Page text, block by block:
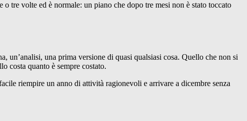
tre volte ed è normale: un piano che dopo tre mesi non è stato toccato
un’analisi, una prima versione di quasi qualsiasi cosa. Quello che non si
costa quanto è sempre costato.
riempire un anno di attività ragionevoli e arrivare a dicembre senza